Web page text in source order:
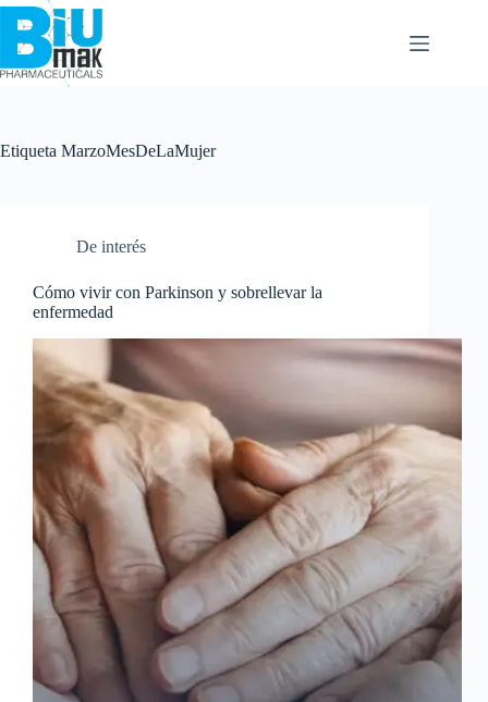
Etiqueta MarzoMesDeLaMujer
De interés
Cómo vivir con Parkinson y sobrellevar la
enfermedad